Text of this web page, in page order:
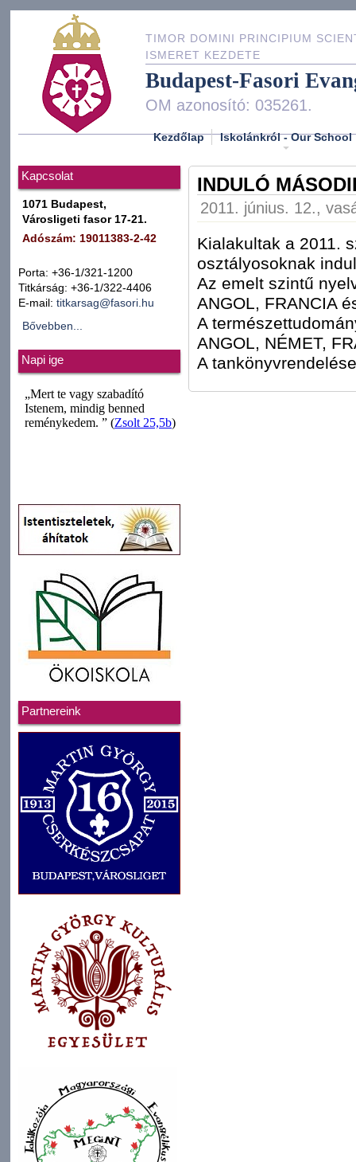
TIMOR DOMINI PRINCIPIUM
ISMERET KEZDETE
Budapest-Fasori
OM azonosító: 035261.
Kezdőlap Iskolánkról - Our School
Kapcsolat
1071 Budapest,
Városligeti fasor 17-21.
Adószám: 19011383-2-42
Porta: +36-1/321-1200
Titkárság: +36-1/322-4406
E-mail: titkarsag@fasori.hu
Bővebben...
Napi ige
Partnereink
INDULÓ
2011. június. 12.,
Kialakultak a 2011.
osztályosoknak
Az emelt szintű
ANGOL, FRANCIA
A
ANGOL, NÉMET,
A